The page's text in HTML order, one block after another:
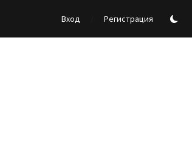
Вход Регистрация